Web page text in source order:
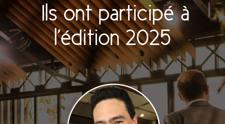
Ils ont participé à
l’édition 2025